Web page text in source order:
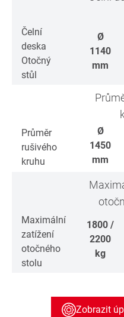
Čelní
deska
Otočný
stůl
Ø
1140
mm
Průměr
rušivého
kruhu
Ø
1450
mm
Maximální
zatížení
otočného
stolu
1800 /
2200
kg
Zobrazit